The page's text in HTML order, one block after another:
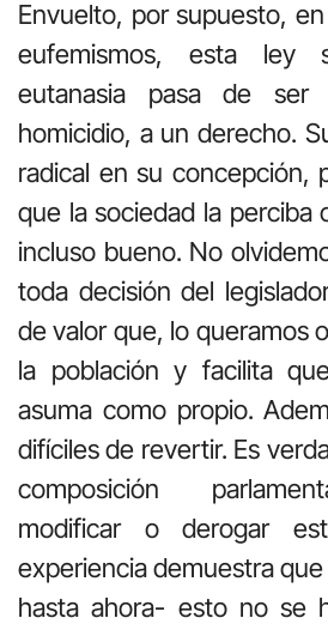
Envuelto, por supuesto,
eufemismos, esta ley
eutanasia pasa de ser
homicidio, a un derecho.
radical en su concepción,
que la sociedad la perciba
incluso bueno. No
toda decisión del
de valor que, lo queramos
la población y facilita
asuma como propio.
difíciles de revertir. Es
composición
modificar o derogar
experiencia demuestra que
hasta ahora- esto no se